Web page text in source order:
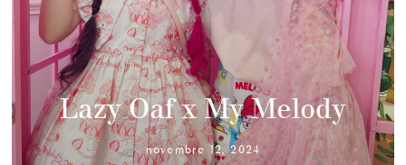
Lazy Oaf x My Melody
novembre 12, 2024